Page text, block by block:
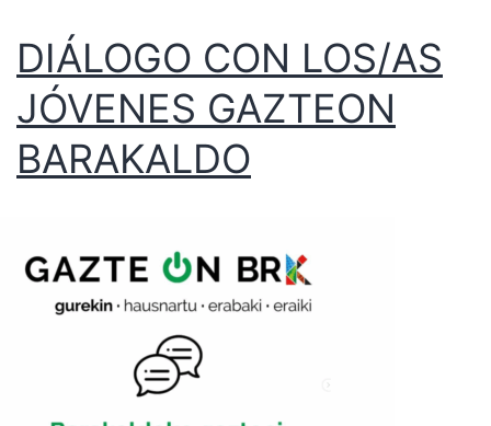
DIÁLOGO CON LOS/AS
JÓVENES GAZTEON
BARAKALDO